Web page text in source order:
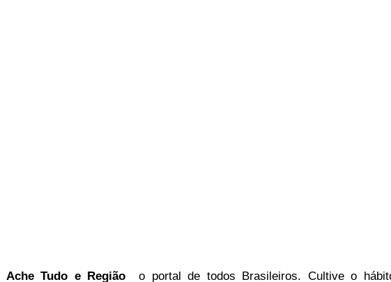
Ache Tudo e Região o portalde todos Brasileiros. Cultive o